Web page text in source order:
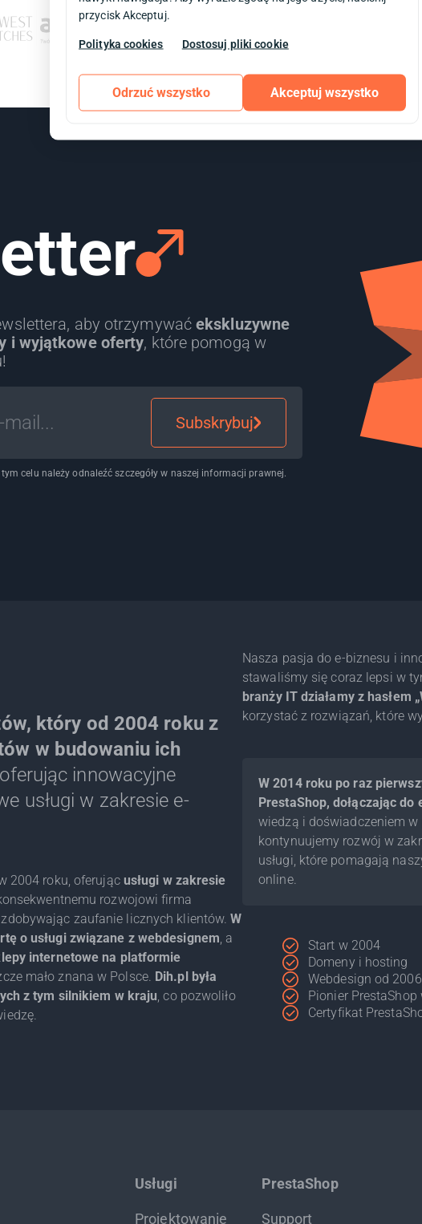
aby otrzymywać ekskluzywne
i wyjątkowe oferty, które pomogą w
Subskrybuj
celu należy odnaleźć szczegóły w naszej informacji prawnej.
który od 2004 roku z
w budowaniu ich
innowacyjne
usługi w zakresie e-
2004 roku, oferując usługi w zakresie
rozwojowi firma
zaufanie licznych klientów.W
o usługi związane z webdesignem, a
internetowe na platformie
mało znana w Polsce. Dih.pl była
z tym silnikiem w kraju, co pozwoliło
Nasza pasja do e-biznesu i
stawaliśmy się coraz lepsi w
branży IT działamy z hasłem
korzystać z rozwiązań, które
W 2014 roku po raz
PrestaShop, dołączając
wiedzą i doświadczeniem
kontynuujemy rozwój w
usługi, które pomagają
online.
Start w 2004
Domeny i hosting
Webdesign od 2006
Pionier PrestaShop
Certyfikat
Usługi
Projektowanie
PrestaShop
Support
przycisk Akceptuj.
Polityka cookies Dostosuj pliki cookie
Odrzuć wszystko Akceptuj wszystko